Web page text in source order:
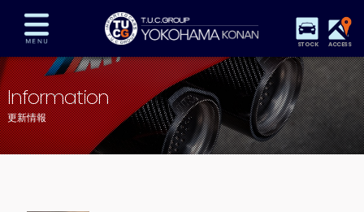
STOCK ACCESS
在庫車両情報 保証&サービス パーツリスト
TUCとは？ 店舗情報 アクセスマップ
全国納車 特別作業 注文販売
Information
更新情報